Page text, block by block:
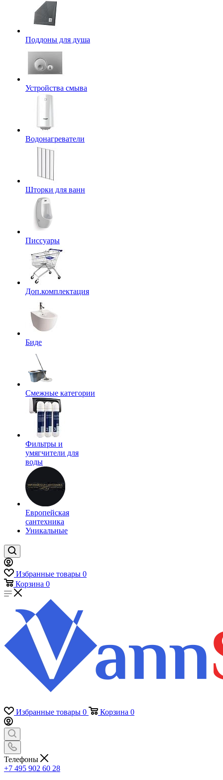
Поддоны для душа
Устройства смыва
Водонагреватели
Шторки для ванн
Писсуары
Доп.комплектация
Биде
Смежные категории
Фильтры и
умягчители для
воды
Европейская
сантехника
Уникальные
Избранные товары 0
Корзина 0
Избранные товары 0 Корзина 0
Телефоны
+7 495 902 60 28